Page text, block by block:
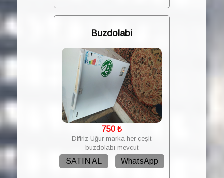
Buzdolabi
750₺
Difiriz Uğur marka her çeşit
buzdolabı mevcut
SATIN AL WhatsApp